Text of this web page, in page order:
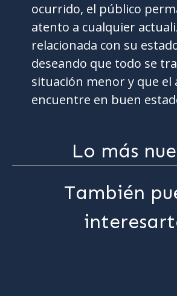
ocurrido, el público
atento a cualquier
relacionada con su
deseando que todo se
situación menor y que el
encuentre en buen
Lo más
También